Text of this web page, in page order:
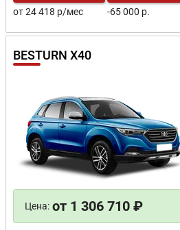
от 24 418 р/мес -65 000 р.
BESTURN X40
Цена: от 1 306 710 ₽